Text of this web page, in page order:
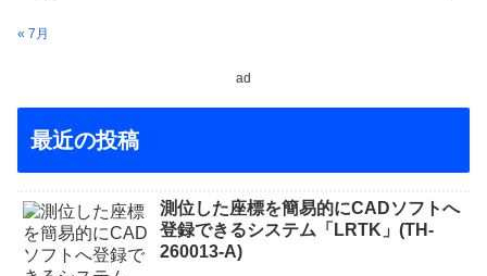
« 7月
ad
最近の投稿
測位した座標を簡易的にCADソフトへ
登録できるシステム「LRTK」(TH-
260013-A)